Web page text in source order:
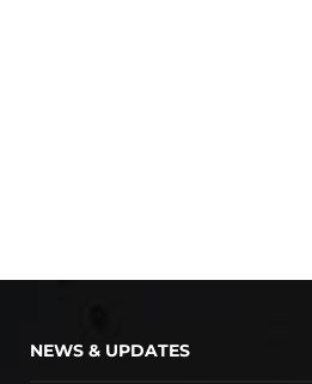
NEWS & UPDATES